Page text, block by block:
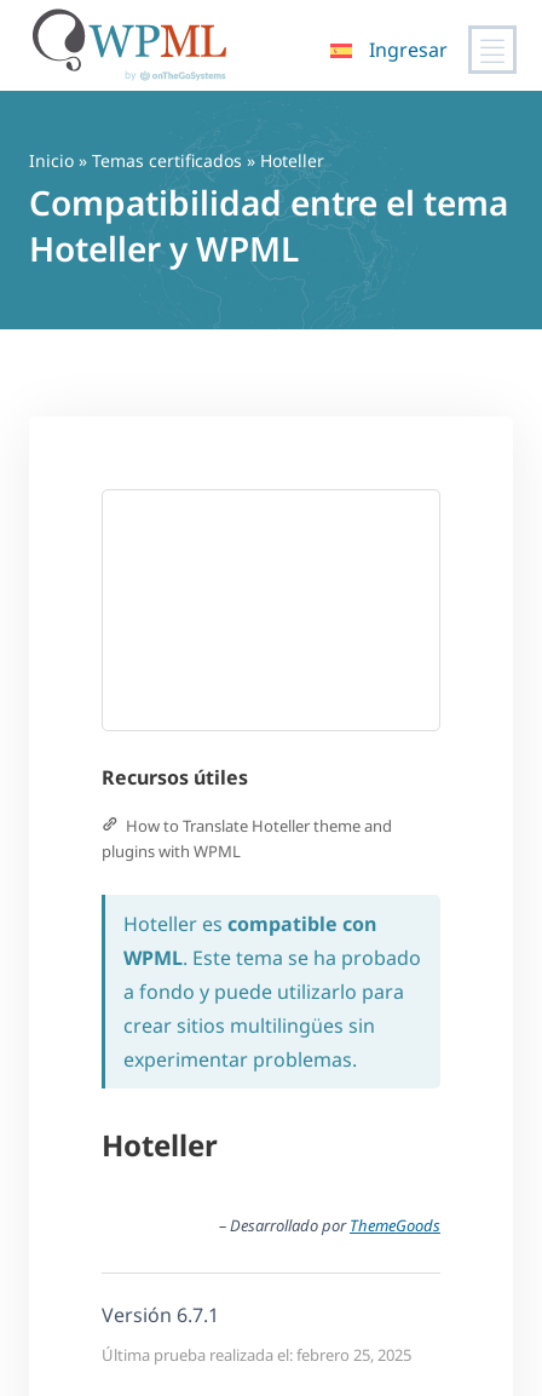
contenido
Ingresar
Inicio » Temas certificados » Hoteller
Compatibilidad entre el tema
Hoteller y WPML
Recursos útiles
How to Translate Hoteller theme and
plugins with WPML
Hoteller es compatible con
WPML. Este tema se ha probado
a fondo y puede utilizarlo para
crear sitios multilingües sin
experimentar problemas.
Hoteller
– Desarrollado porThemeGoods
Versión 6.7.1
Última prueba realizada el: febrero 25, 2025